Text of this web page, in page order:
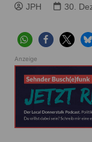
JPH 30.
Anzeige